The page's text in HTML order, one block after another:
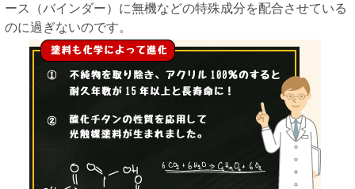
ース（バインダー）に無機などの特殊成分を配合させている
のに過ぎないのです。